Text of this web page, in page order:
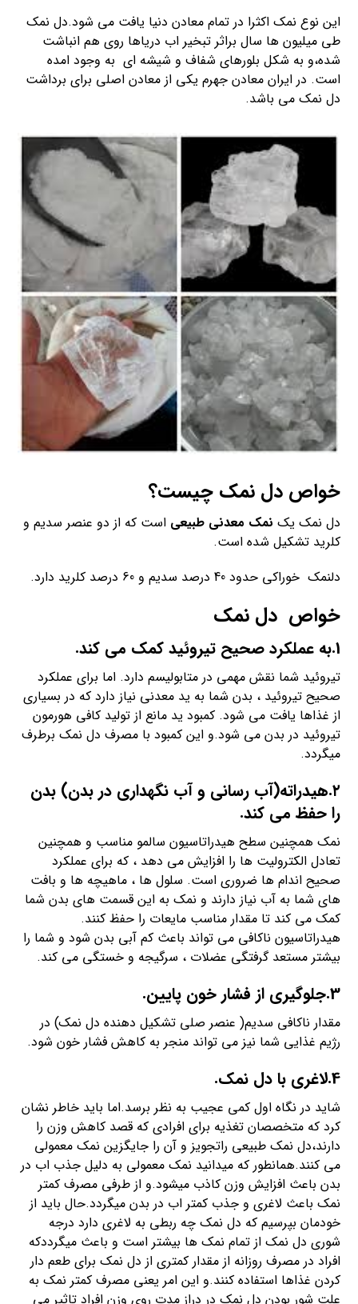
این نوع نمک اکثرا در تمام معادن دنیا یافت می شود.دل نمک
طی میلیون ها سال براثر تبخیر اب دریاها روی هم انباشت
شده،و به شکل بلورهای شفاف و شیشه ای به وجود امده
است. در ایران معادن جهرم یکی از معادن اصلی برای برداشت
دل نمک می باشد.
خواص دل نمک چیست؟
دل نمک یک نمک معدنی طبیعی است که از دو عنصر سدیم و
کلرید تشکیل شده است.
دلنمک خوراکی حدود 40 درصد سدیم و 60 درصد کلرید دارد.
خواص دل نمک
1.به عملکرد صحیح تیروئید کمک می کند.
تیروئید شما نقش مهمی در متابولیسم دارد. اما برای عملکرد
صحیح تیروئید ، بدن شما به ید معدنی نیاز دارد که در بسیاری
از غذاها یافت می شود. کمبود ید مانع از تولید کافی هورمون
تیروئید در بدن می شود.و این کمبود با مصرف دل نمک برطرف
میگردد.
۲.هیدراته(آب رسانی و آب نگهداری در بدن) بدن
را حفظ می کند.
نمک همچنین سطح هیدراتاسیون سالمو مناسب و همچنین
تعادل الکترولیت ها را افزایش می دهد ، که برای عملکرد
صحیح اندام ها ضروری است. سلول ها ، ماهیچه ها و بافت
های شما به آب نیاز دارند و نمک به این قسمت های بدن شما
کمک می کند تا مقدار مناسب مایعات را حفظ کنند.
هیدراتاسیون ناکافی می تواند باعث کم آبی بدن شود و شما را
بیشتر مستعد گرفتگی عضلات ، سرگیجه و خستگی می کند.
3.جلوگیری از فشار خون پایین.
مقدار ناکافی سدیم( عنصر صلی تشکیل دهنده دل نمک) در
رژیم غذایی شما نیز می تواند منجر به کاهش فشار خون شود.
4.لاغری با دل نمک.
شاید در نگاه اول کمی عجیب به نظر برسد.اما باید خاطر نشان
کرد که متخصصان تغذیه برای افرادی که قصد کاهش وزن را
دارند،دل نمک طبیعی راتجویز و آن را جایگزین نمک معمولی
می کنند.همانطور که میدانید نمک معمولی به دلیل جذب اب در
بدن باعث افزایش وزن کاذب میشود.و از طرفی مصرف کمتر
نمک باعث لاغری و جذب کمتر اب در بدن میگردد.حال باید از
خودمان بپرسیم که دل نمک چه ربطی به لاغری دارد درجه
شوری دل نمک از تمام نمک ها بیشتر است و باعث میگرددکه
افراد در مصرف روزانه از مقدار کمتری از دل نمک برای طعم دار
کردن غذاها استفاده کنند.و این امر یعنی مصرف کمتر نمک به
علت شور بودن دل نمک در دراز مدت روی وزن افراد تاثیر می